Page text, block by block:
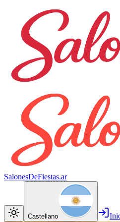
SalonesDeFiestas.ar
Castellano